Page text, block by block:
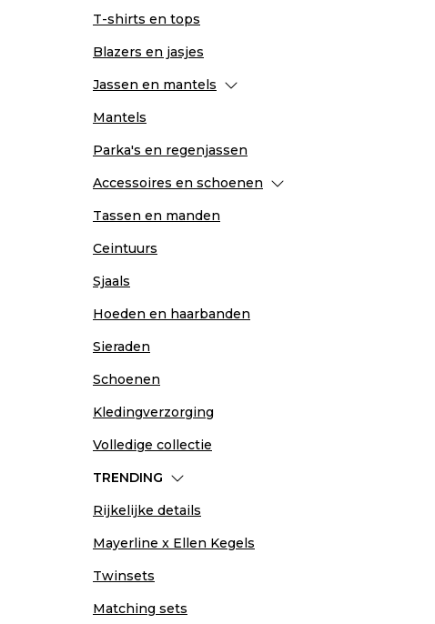
T-shirts en tops
Blazers en jasjes
Jassen en mantels
Mantels
Parka's en regenjassen
Accessoires en schoenen
Tassen en manden
Ceintuurs
Sjaals
Hoeden en haarbanden
Sieraden
Schoenen
Kledingverzorging
Volledige collectie
TRENDING
Rijkelijke details
Mayerline x Ellen Kegels
Twinsets
Matching sets